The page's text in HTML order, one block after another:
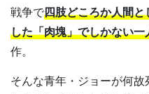
戦争で四肢どころか人間
した「肉塊」でしかない
作。
そんな青年・ジョーが何